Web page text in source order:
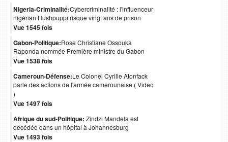
Nigeria-Criminalité:Cybercriminalité : l'influenceur
nigérian Hushpuppi risque vingt ans de prison
Vue 1545 fois
Gabon-Politique:Rose Christiane Ossouka
Raponda nommée Première ministre du Gabon
Vue 1538 fois
Cameroun-Défense:Le Colonel Cyrille Atonfack
parle des actions de l'armée camerounaise ( Video
)
Vue 1497 fois
Afrique du sud-Politique: Zindzi Mandela est
décédée dans un hôpital à Johannesburg
Vue 1493 fois